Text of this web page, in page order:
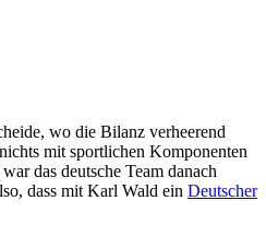
wo die Bilanz verheerend
mit sportlichen Komponenten
das deutsche Team danach
dass mit Karl Wald ein Deutscher